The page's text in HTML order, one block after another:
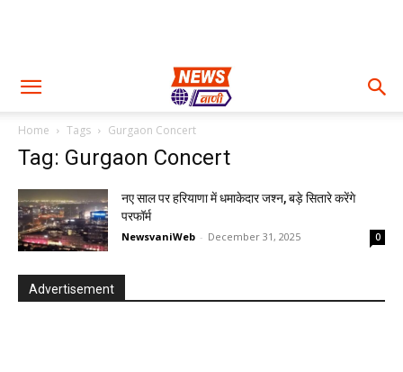
Home Tags Gurgaon Concert
Tag: Gurgaon Concert
नए साल पर हरियाणा में धमाकेदार जश्न, बड़े सितारे करेंगे
परफॉर्म
NewsvaniWeb - December 31, 2025 0
Advertisement